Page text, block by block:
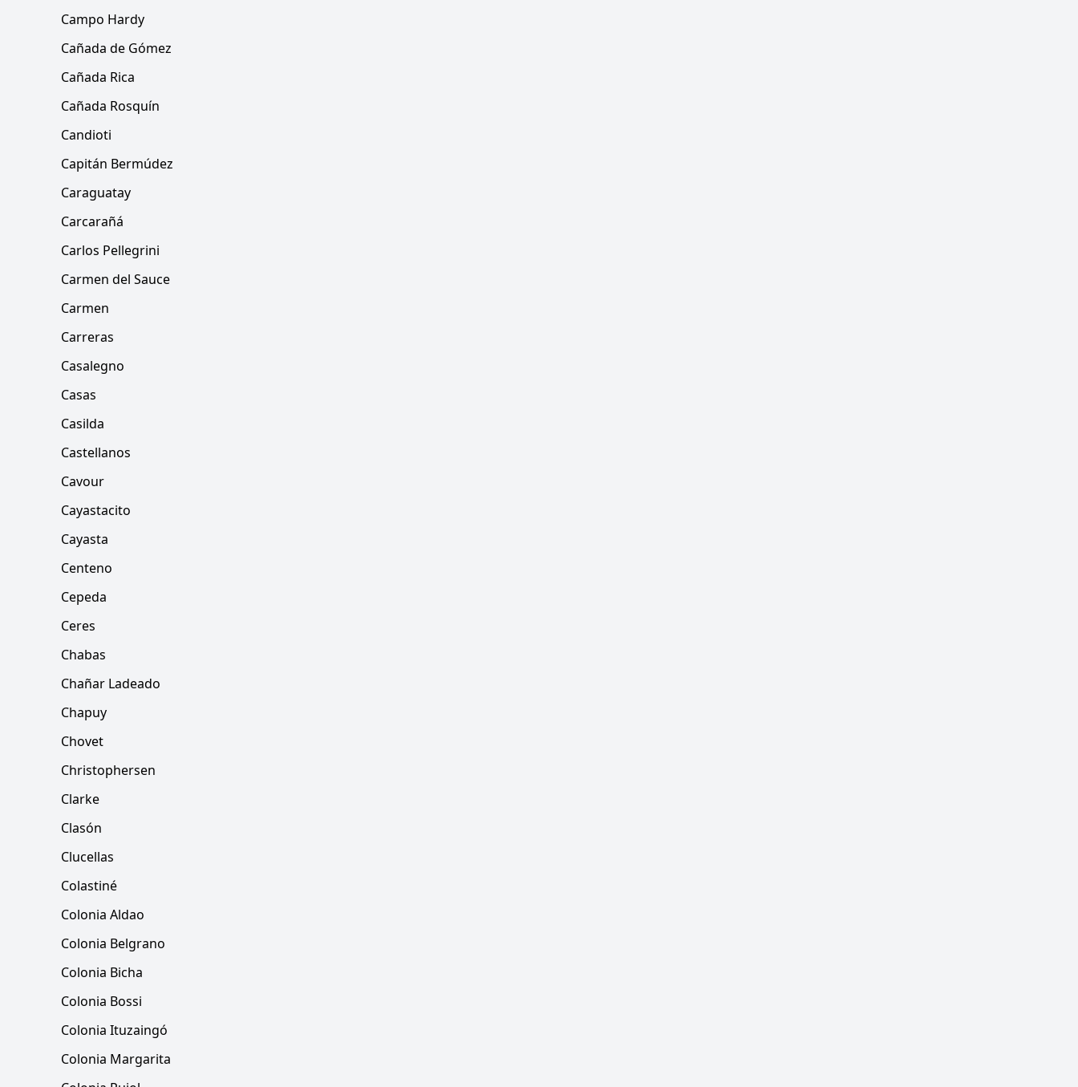
Campo Hardy
Cañada de Gómez
Cañada Rica
Cañada Rosquín
Candioti
Capitán Bermúdez
Caraguatay
Carcarañá
Carlos Pellegrini
Carmen del Sauce
Carmen
Carreras
Casalegno
Casas
Casilda
Castellanos
Cavour
Cayastacito
Cayasta
Centeno
Cepeda
Ceres
Chabas
Chañar Ladeado
Chapuy
Chovet
Christophersen
Clarke
Clasón
Clucellas
Colastiné
Colonia Aldao
Colonia Belgrano
Colonia Bicha
Colonia Bossi
Colonia Ituzaingó
Colonia Margarita